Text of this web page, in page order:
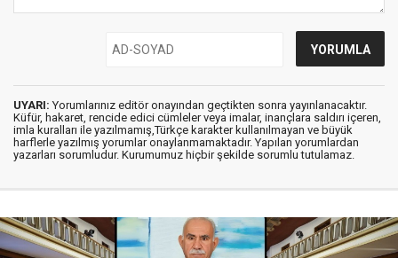
UYARI: Yorumlarınız editör onayından geçtikten sonra yayınlanacaktır.
Küfür, hakaret, rencide edici cümleler veya imalar, inançlara saldırı içeren,
imla kuralları ile yazılmamış,Türkçe karakter kullanılmayan ve büyük
harflerle yazılmış yorumlar onaylanmamaktadır. Yapılan yorumlardan
yazarları sorumludur. Kurumumuz hiçbir şekilde sorumlu tutulamaz.